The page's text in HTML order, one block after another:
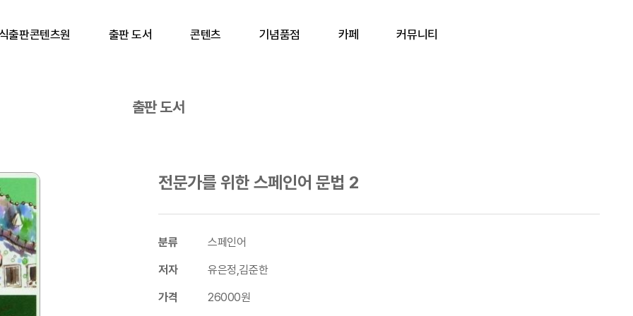
출판콘텐츠원 출판 도서 콘텐츠 기념품점 카페 커뮤니티
출판 도서
전문가를 위한 스페인어 문법 2
분류 스페인어
저자 유은정,김준한
가격 26000원